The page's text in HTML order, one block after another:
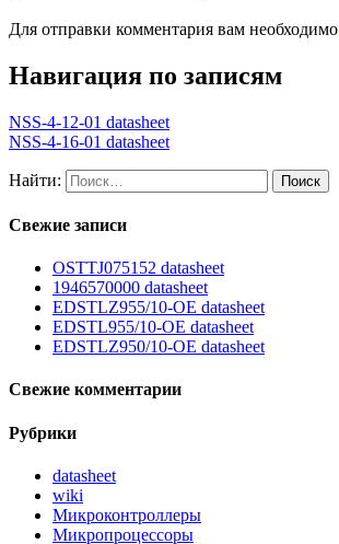
Для отправки комментария вам необходимо
Навигация по записям
NSS-4-12-01 datasheet
NSS-4-16-01 datasheet
Найти:
Свежие записи
OSTTJ075152 datasheet
1946570000 datasheet
EDSTLZ955/10-OE datasheet
EDSTL955/10-OE datasheet
EDSTLZ950/10-OE datasheet
Свежие комментарии
Рубрики
datasheet
wiki
Микроконтроллеры
Микропроцессоры